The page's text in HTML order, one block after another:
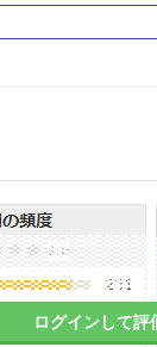
ログインして評